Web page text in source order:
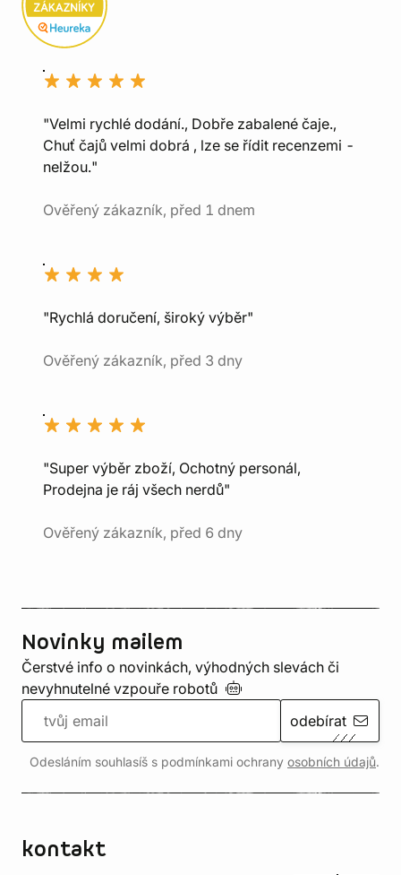
"Velmi rychlé dodání., Dobře zabalené čaje.,
Chuť čajů velmi dobrá , lze se řídit recenzemi -
nelžou."
Ověřený zákazník, před 1 dnem
"Rychlá doručení, široký výběr"
Ověřený zákazník, před 3 dny
"Super výběr zboží, Ochotný personál,
Prodejna je ráj všech nerdů"
Ověřený zákazník, před 6 dny
Novinky mailem
Čerstvé info o novinkách, výhodných slevách či
nevyhnutelné vzpouře robotů
odebírat
Odesláním souhlasíš s podmínkami ochrany osobních údajů.
kontakt